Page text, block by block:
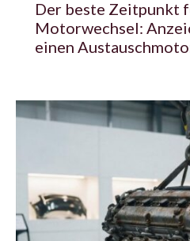
Der beste Zeitpunkt
Motorwechsel:
einen